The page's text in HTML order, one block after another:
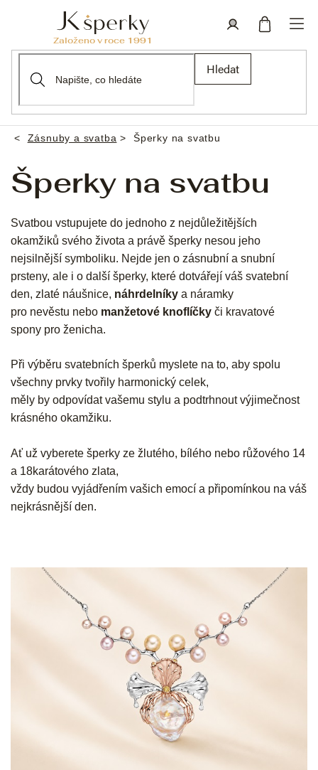
Hledat
Domů
Zásnuby a svatba Šperky na svatbu
Šperky na svatbu
Svatbou vstupujete do jednoho z nejdůležitějších
okamžiků svého života a právě šperky nesou jeho
nejsilnější symboliku. Nejde jen o zásnubní a snubní
prsteny, ale i o další šperky, které dotvářejí váš svatební
den, zlaté náušnice, náhrdelníky a náramky
pro nevěstu nebo manžetové knoflíčky či kravatové
spony pro ženicha.
Při výběru svatebních šperků myslete na to, aby spolu
všechny prvky tvořily harmonický celek,
měly by odpovídat vašemu stylu a podtrhnout výjimečnost
krásného okamžiku.
Ať už vyberete šperky ze žlutého, bílého nebo růžového 14
a 18karátového zlata,
vždy budou vyjádřením vašich emocí a připomínkou na váš
nejkrásnější den.